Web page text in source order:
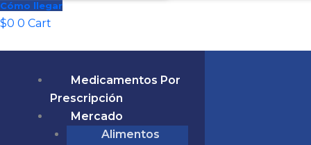
Cómo llegar
$0 0 Cart
Medicamentos Por
Prescripción
Mercado
Alimentos
(P)52740
cantidad